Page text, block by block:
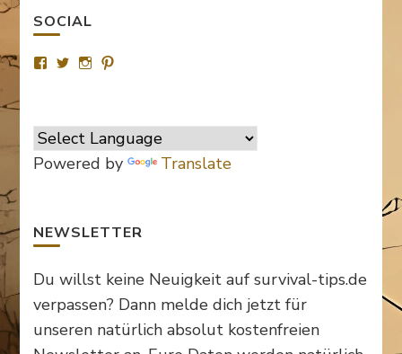
SOCIAL
Profil
anzeigen
Profil
anzeigen
Profil
anzeigen
Pinterest
anzeigen
Powered by Translate
NEWSLETTER
Du willst keine Neuigkeit auf survival-tips.de
verpassen? Dann melde dich jetzt für
unseren natürlich absolut kostenfreien